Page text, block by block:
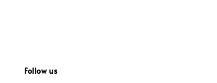
Follow us